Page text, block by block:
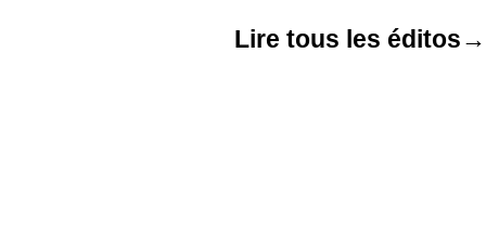
Lire tous les éditos→